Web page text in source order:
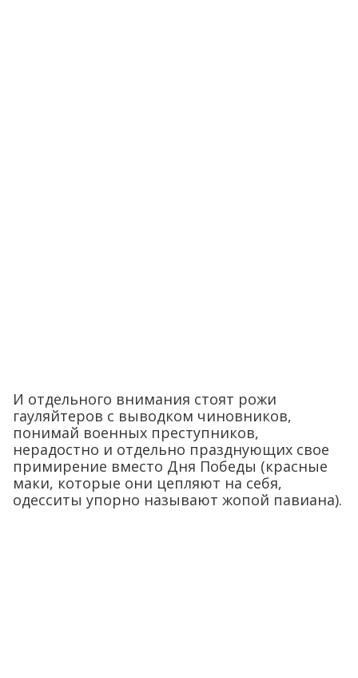
И отдельного внимания стоят рожи
гауляйтеров с выводком чиновников,
понимай военных преступников,
нерадостно и отдельно празднующих свое
примирение вместо Дня Победы (красные
маки, которые они цепляют на себя,
одесситы упорно называют жопой павиана).